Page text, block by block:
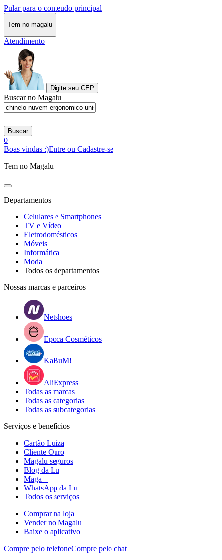
Pular para o conteudo principal
Tem no magalu
Atendimento
Digite seu CEP
Buscar no Magalu
Buscar
0
Boas vindas :)Entre ou Cadastre-se
Tem no Magalu
Departamentos
Celulares e Smartphones
TV e Vídeo
Eletrodomésticos
Móveis
Informática
Moda
Todos os departamentos
Nossas marcas e parceiros
Netshoes
Epoca Cosméticos
KaBuM!
AliExpress
Todas as marcas
Todas as categorias
Todas as subcategorias
Serviços e benefícios
Cartão Luiza
Cliente Ouro
Magalu seguros
Blog da Lu
Maga +
WhatsApp da Lu
Todos os serviços
Comprar na loja
Vender no Magalu
Baixe o aplicativo
Compre pelo telefoneCompre pelo chat